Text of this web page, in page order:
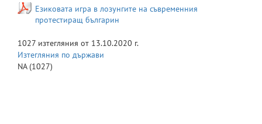
Езиковата игра в лозунгите на съвременния
протестиращ българин
1027 изтегляния от 13.10.2020 г.
Изтегляния по държави
NA(1027)